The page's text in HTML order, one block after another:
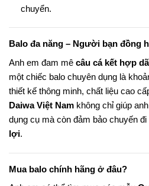
chuyển.
Balo đa năng – Người bạn đồng
Anh em đam mê câu cá kết hợp
một chiếc balo chuyên dụng là
thiết kế thông minh, chất liệu cao
Daiwa Việt Nam không chỉ giúp
dụng cụ mà còn đảm bảo chuyến đi
lợi.
Mua balo chính hãng ở đâu?